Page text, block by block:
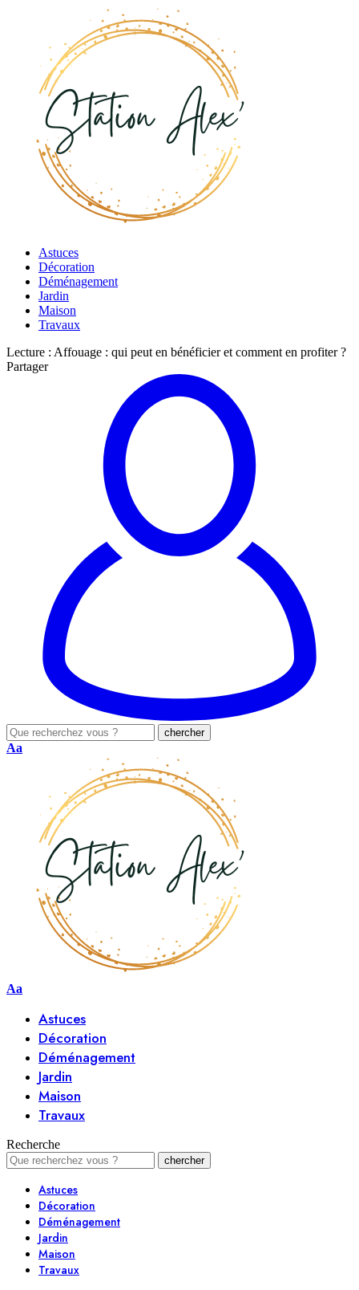
Astuces
Décoration
Déménagement
Jardin
Maison
Travaux
Lecture : Affouage : qui peut en bénéficier et comment en profiter ?
Partager
Aa
Aa
Astuces
Décoration
Déménagement
Jardin
Maison
Travaux
Recherche
Astuces
Décoration
Déménagement
Jardin
Maison
Travaux